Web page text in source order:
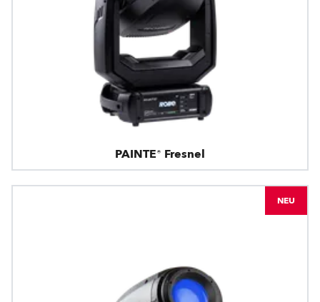
PAINTE® Fresnel
NEU